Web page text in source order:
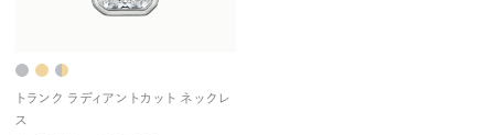
トランク ラディアントカット ネックレ
ス